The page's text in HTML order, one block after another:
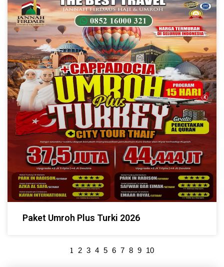
Paket Umroh Plus Turki 2026
1 2 3 4 5 6 7 8 9 10